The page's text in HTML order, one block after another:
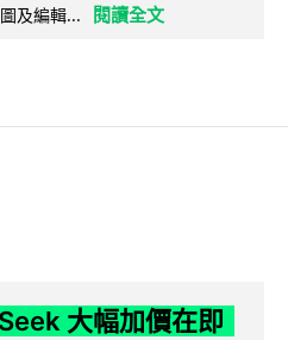
及編輯...
閱讀全文
大幅加價在即